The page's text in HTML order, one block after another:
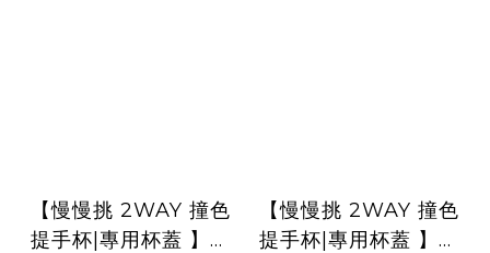
【慢慢挑 2WAY 撞色
提手杯|專用杯蓋 】奶
【慢慢挑 2WAY 撞色
提手杯|專用杯蓋 】芝